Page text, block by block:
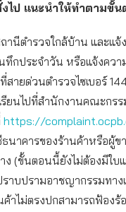
ไป แนะนำให้ทำตามขั้
านีตำรวจใกล้บ้าน และแจ้
ทึกประจำวัน หรือแจ้งคว
ายด่วนตำรวจไซเบอร์
รียนไปที่สำนักงานคณะกร
https://
นาคารของร้านค้าหรือผู้ข
(ขั้นตอนนี้ยังไม่ต้องมีใบแ
าบปรามอาชญากรรมทางเ
าไม่ตรงปกสามารถฟ้องร้